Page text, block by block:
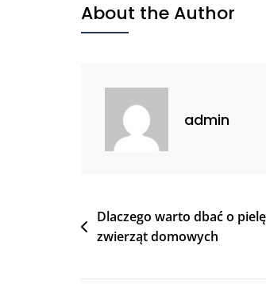
About the Author
admin
Nawigacja
wpisu
Dlaczego warto dbać o
zwierząt domowych